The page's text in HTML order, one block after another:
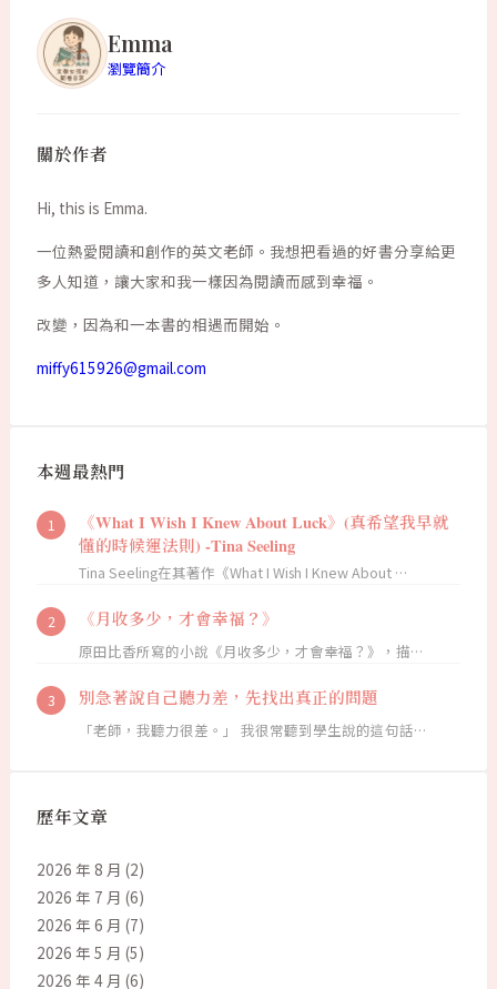
Emma
瀏覽簡介
關於作者
Hi, this is Emma.
一位熱愛閱讀和創作的英文老師。我想把看過的好書分享給更
多人知道，讓大家和我一樣因為閱讀而感到幸福。
改變，因為和一本書的相遇而開始。
miffy615926@gmail.com
本週最熱門
《What I Wish I Knew About Luck》(真希望我早就
懂的時候運法則) -Tina Seeling
Tina Seeling在其著作《What I Wish I Knew About …
《月收多少，才會幸福？》
原田比香所寫的小說《月收多少，才會幸福？》，描…
別急著說自己聽力差，先找出真正的問題
「老師，我聽力很差。」 我很常聽到學生說的這句話…
歷年文章
2026 年 8 月 (2)
2026 年 7 月 (6)
2026 年 6 月 (7)
2026 年 5 月 (5)
2026 年 4 月 (6)